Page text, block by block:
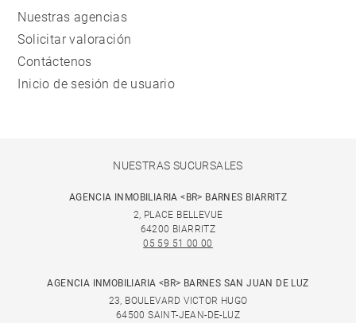
Nuestras agencias
Solicitar valoración
Contáctenos
Inicio de sesión de usuario
NUESTRAS SUCURSALES
AGENCIA INMOBILIARIA <BR> BARNES BIARRITZ
2, PLACE BELLEVUE
64200 BIARRITZ
05 59 51 00 00
AGENCIA INMOBILIARIA <BR> BARNES SAN JUAN DE LUZ
23, BOULEVARD VICTOR HUGO
64500 SAINT-JEAN-DE-LUZ